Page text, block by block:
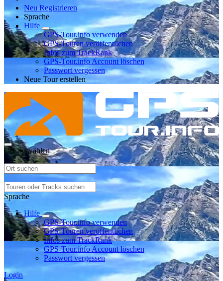
Neu Registrieren
Sprache
Hilfe
GPS-Tour.info verwenden
GPS-Touren veröffentlichen
Infos zum TrackRank
GPS-Tour.info Account löschen
Passwort vergessen
Neue Tour erstellen
Ort auswählen
Sprache
Hilfe
GPS-Tour.info verwenden
GPS-Touren veröffentlichen
Infos zum TrackRank
GPS-Tour.info Account löschen
Passwort vergessen
Login